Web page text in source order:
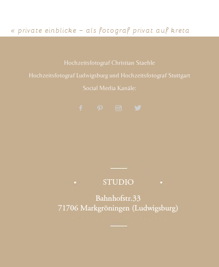
« private einblicke – als fotograf privat auf kreta
Hochzeitsfotograf Christian Staehle
Hochzeitsfotograf Ludwigsburg und Hochzeitsfotograf Stuttgart
Social Media Kanäle: